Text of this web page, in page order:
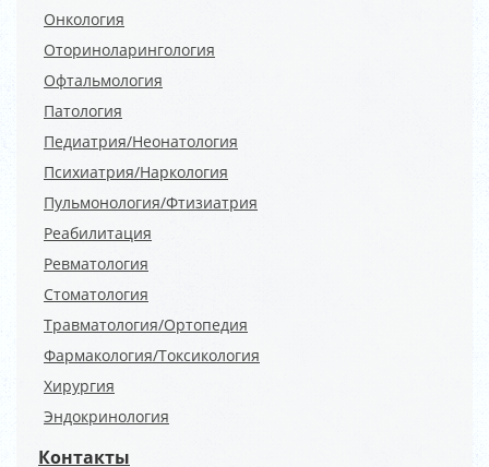
Онкология
Оториноларингология
Офтальмология
Патология
Педиатрия/Неонатология
Психиатрия/Наркология
Пульмонология/Фтизиатрия
Реабилитация
Ревматология
Стоматология
Травматология/Ортопедия
Фармакология/Токсикология
Хирургия
Эндокринология
Контакты